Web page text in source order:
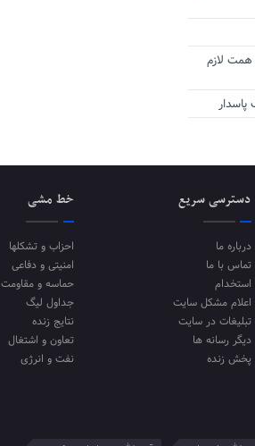
همت لازم
دسترسی سریع
درباره ما
تماس با ما
استخدام
اعلام مشکل سایت
تبلیغات در سایت
دیگر رسانه ها
پخش زنده
خط مشی
احزاب و تشکلها
امنیتی و دفاعی
حماسه و مقاومت
جداول لیگ
نتایج زنده
تعاون و اشتغال
نفت و انرژی